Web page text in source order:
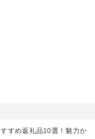
すめ返礼品10選！魅力か